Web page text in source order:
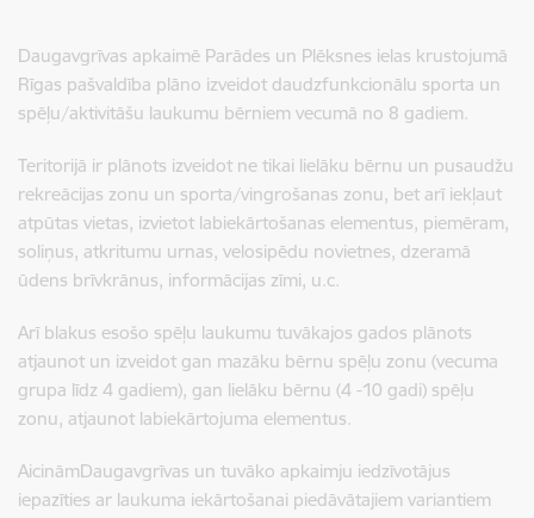
Daugavgrīvas apkaimē Parādes un Plēksnes ielas krustojumā
Rīgas pašvaldība plāno izveidot daudzfunkcionālu sporta un
spēļu/aktivitāšu laukumu bērniem vecumā no 8 gadiem.
Teritorijā ir plānots izveidot ne tikai lielāku bērnu un pusaudžu
rekreācijas zonu un sporta/vingrošanas zonu, bet arī iekļaut
atpūtas vietas, izvietot labiekārtošanas elementus, piemēram,
soliņus, atkritumu urnas, velosipēdu novietnes, dzeramā
ūdens brīvkrānus, informācijas zīmi, u.c.
Arī blakus esošo spēļu laukumu tuvākajos gados plānots
atjaunot un izveidot gan mazāku bērnu spēļu zonu (vecuma
grupa līdz 4 gadiem), gan lielāku bērnu (4 -10 gadi) spēļu
zonu, atjaunot labiekārtojuma elementus.
AicināmDaugavgrīvas un tuvāko apkaimju iedzīvotājus
iepazīties ar laukuma iekārtošanai piedāvātajiem variantiem